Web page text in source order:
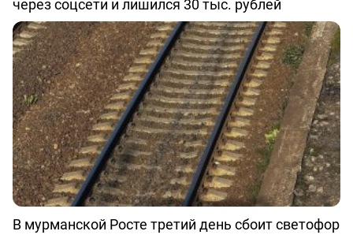
через соцсети и лишился 30 тыс. рублей
В мурманской Росте третий день сбоит светофор